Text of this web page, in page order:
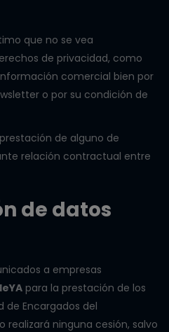
que no se vea
de privacidad, como
comercial bien por
o por su condición de
de alguno de
relación contractual entre
de datos
a empresas
para la prestación de los
de Encargados del
realizará ninguna cesión, salvo